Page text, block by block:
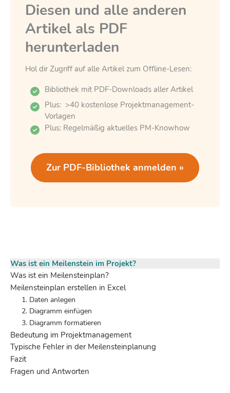
Was ist ein Meilenstein im Projekt?
Was ist ein Meilensteinplan?
Meilensteinplan erstellen in Excel
1. Daten anlegen
2. Diagramm einfügen
3. Diagramm formatieren
Bedeutung im Projektmanagement
Typische Fehler in der Meilensteinplanung
Fazit
Fragen und Antworten
Diesen und alle anderen
Artikel als PDF
herunterladen
Hol dir Zugriff auf alle Artikel zum Offline-Lesen:
Bibliothek mit PDF-Downloads aller Artikel
Plus: >40 kostenlose Projektmanagement-
Vorlagen
Plus: Regelmäßig aktuelles PM-Knowhow
Zur PDF-Bibliothek anmelden »